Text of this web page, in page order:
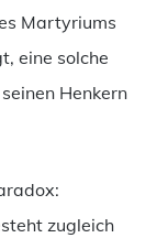
Martyriums
eine solche
Henkern
zugleich